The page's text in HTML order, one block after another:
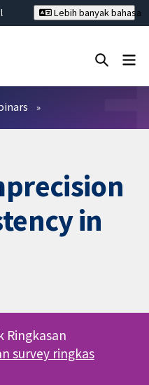
Lebih banyak bahasa
in
Ringkasan
survey ringkas